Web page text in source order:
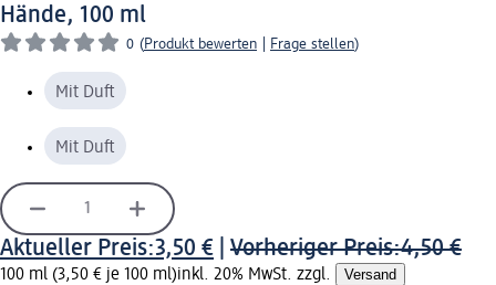
Hände, 100 ml
0 (Produkt bewerten Frage stellen)
Mit Duft
Mit Duft
Aktueller Preis:3,50 € Vorheriger Preis:4,50 €
100 ml (3,50 € je 100 ml)inkl. 20% MwSt. zzgl. Versand